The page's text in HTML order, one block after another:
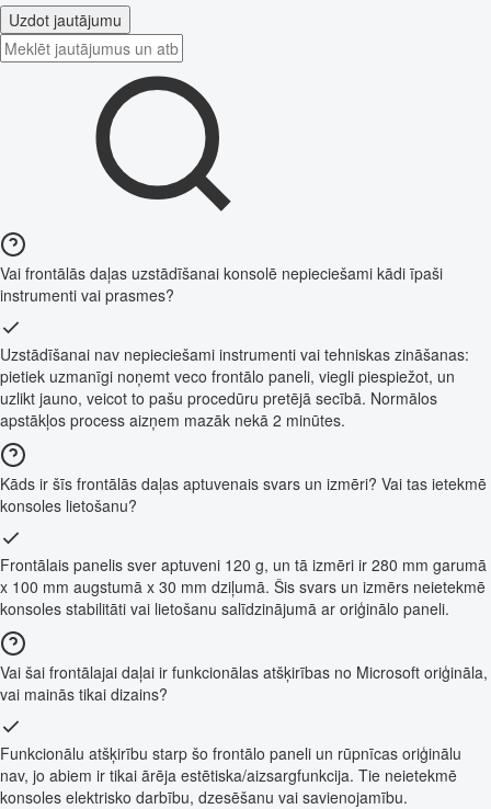
Uzdot jautājumu
Vai frontālās daļas uzstādīšanai konsolē nepieciešami kādi īpaši
instrumenti vai prasmes?
Uzstādīšanai nav nepieciešami instrumenti vai tehniskas zināšanas:
pietiek uzmanīgi noņemt veco frontālo paneli, viegli piespiežot, un
uzlikt jauno, veicot to pašu procedūru pretējā secībā. Normālos
apstākļos process aizņem mazāk nekā 2 minūtes.
Kāds ir šīs frontālās daļas aptuvenais svars un izmēri? Vai tas ietekmē
konsoles lietošanu?
Frontālais panelis sver aptuveni 120 g, un tā izmēri ir 280 mm garumā
x 100 mm augstumā x 30 mm dziļumā. Šis svars un izmērs neietekmē
konsoles stabilitāti vai lietošanu salīdzinājumā ar oriģinālo paneli.
Vai šai frontālajai daļai ir funkcionālas atšķirības no Microsoft oriģināla,
vai mainās tikai dizains?
Funkcionālu atšķirību starp šo frontālo paneli un rūpnīcas oriģinālu
nav, jo abiem ir tikai ārēja estētiska/aizsargfunkcija. Tie neietekmē
konsoles elektrisko darbību, dzesēšanu vai savienojamību.